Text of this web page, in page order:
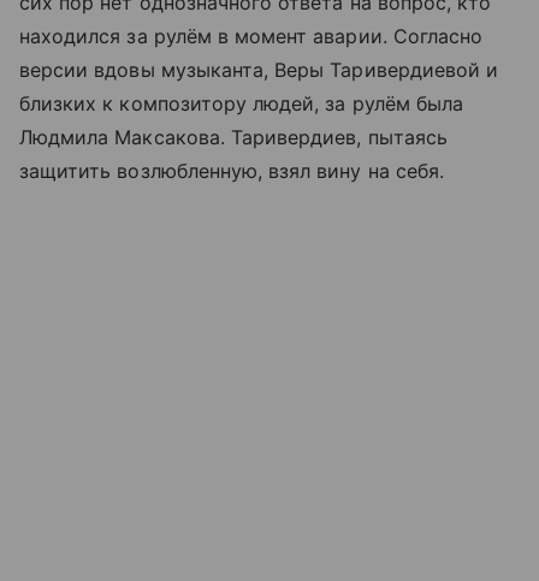
находился за рулём в момент аварии. Согласно
версии вдовы музыканта, Веры Таривердиевой и
близких к композитору людей, за рулём была
Людмила Максакова. Таривердиев, пытаясь
защитить возлюбленную, взял вину на себя.